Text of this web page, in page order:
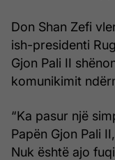
Don Shan Zefi
ish-presidenti
Gjon Pali II
komunikimit
“Ka pasur një
Papën Gjon Pali
Nuk është ajo